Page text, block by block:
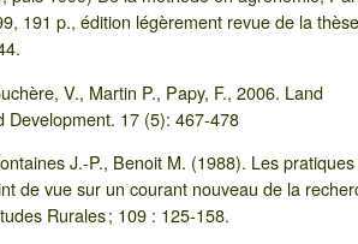
191 p., édition légèrement revue de la thèse
V., Martin P., Papy, F., 2006. Land
Development. 17 (5): 467-478
J.-P., Benoit M. (1988). Les
de vue sur un courant nouveau de la
Rurales ; 109 : 125-158.